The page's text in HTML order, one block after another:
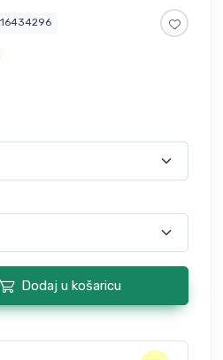
Dodaj u košaricu